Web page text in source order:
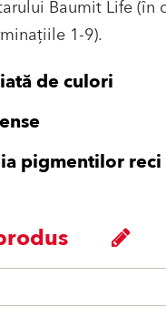
Baumit Life (în
1-9).
de culori
pigmentilor reci